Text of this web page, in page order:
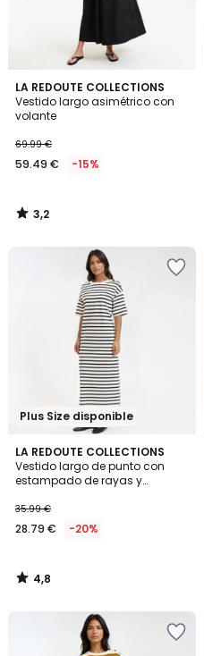
LA REDOUTE COLLECTIONS
Vestido largo asimétrico con
volante
69.99 €
59.49 € -15%
3,2
/ 5
3,2
/
Plus Size disponible
LA REDOUTE COLLECTIONS
Vestido largo de punto con
estampado de rayas y
35.99 €
28.79 € -20%
4,8
/ 5
4,8
/